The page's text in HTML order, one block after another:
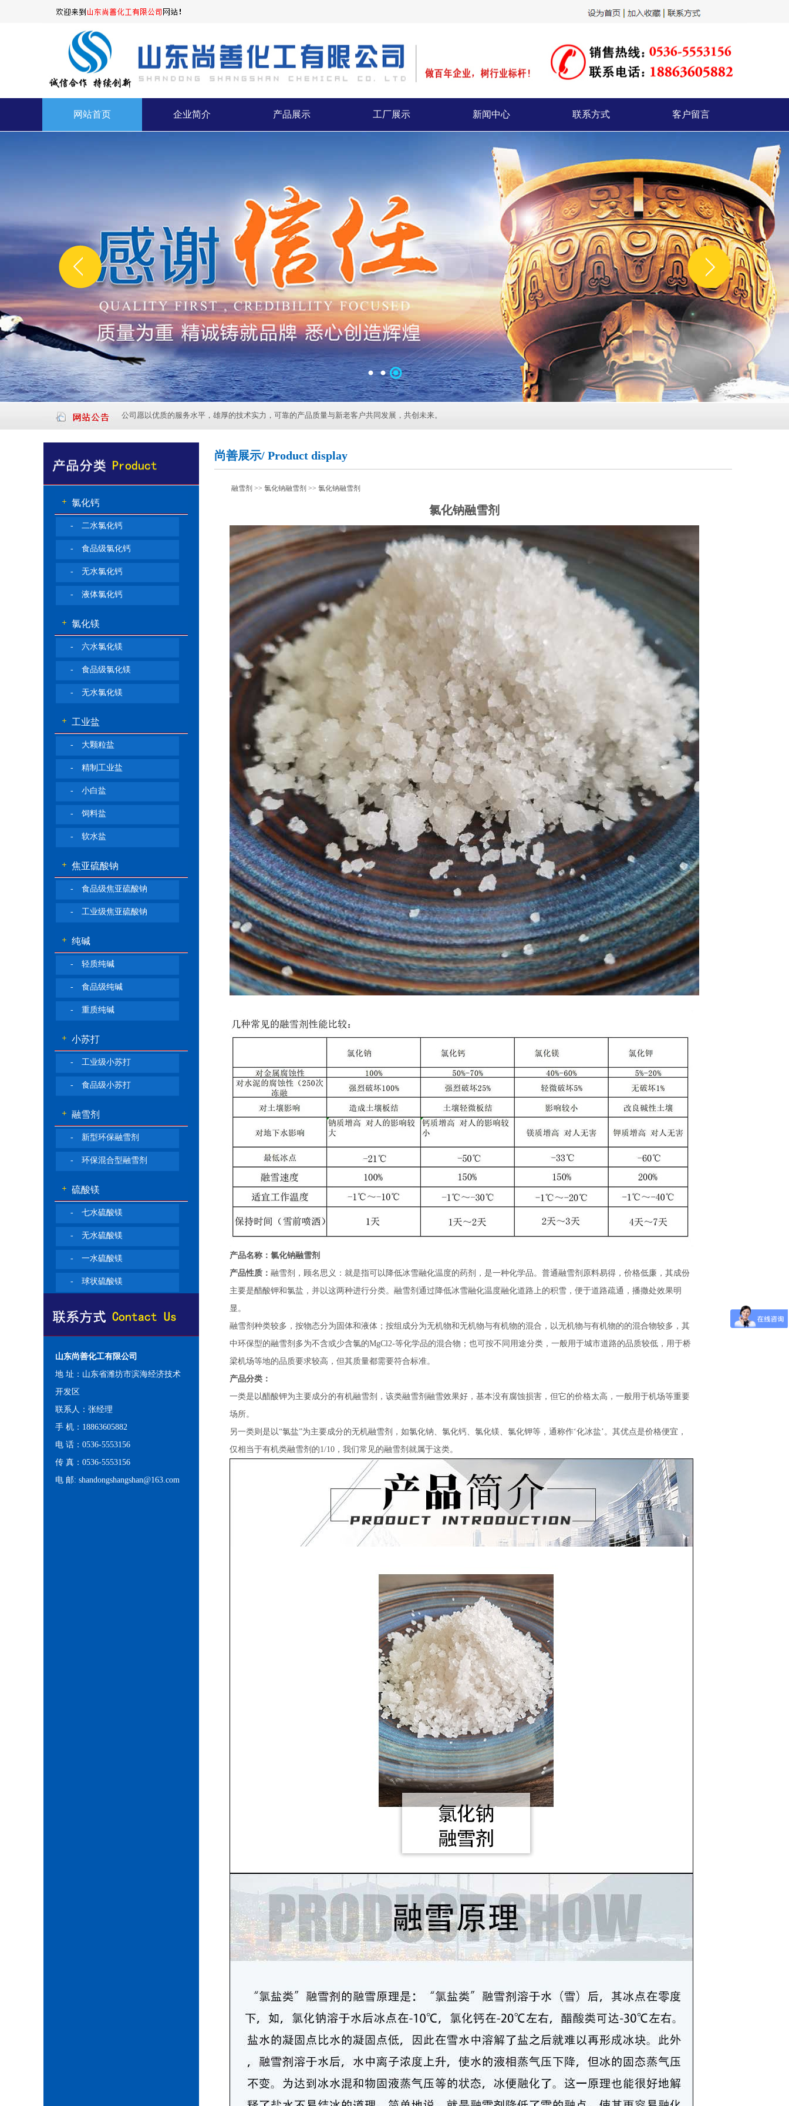
网站首页 企业简介 产品展示 工厂展示 新闻中心 联系方式 客户留言
公司愿以优质的服务水平，雄厚的技术实力，可靠的产品质量与新老客户共同发展，共创未来。
氯化钙
- 二水氯化钙
- 食品级氯化钙
- 无水氯化钙
- 液体氯化钙
氯化镁
- 六水氯化镁
- 食品级氯化镁
- 无水氯化镁
工业盐
- 大颗粒盐
- 精制工业盐
- 小白盐
- 饲料盐
- 软水盐
焦亚硫酸钠
- 食品级焦亚硫酸钠
- 工业级焦亚硫酸钠
纯碱
- 轻质纯碱
- 食品级纯碱
- 重质纯碱
小苏打
- 工业级小苏打
- 食品级小苏打
融雪剂
- 新型环保融雪剂
- 环保混合型融雪剂
硫酸镁
- 七水硫酸镁
- 无水硫酸镁
- 一水硫酸镁
- 球状硫酸镁
山东尚善化工有限公司
地 址：山东省潍坊市滨海经济技术
开发区
联系人：张经理
手 机：18863605882
电 话：0536-5553156
传 真：0536-5553156
电 邮: shandongshangshan@163.com
尚善展示/ Product display
融雪剂 >> 氯化钠融雪剂 >> 氯化钠融雪剂
氯化钠融雪剂
产品名称：氯化钠融雪剂
产品性质： 融雪剂，顾名思义：就是指可以降低冰雪融化温度的药剂，是一种化学品。普通融雪剂原料易得，价格低廉，其成份
主要是醋酸钾和氯盐，并以这两种进行分类。融雪剂通过降低冰雪融化温度融化道路上的积雪，便于道路疏通，播撒处效果明
显。
融雪剂种类较多，按物态分为固体和液体；按组成分为无机物和无机物与有机物的混合，以无机物与有机物的的混合物较多，其
中环保型的融雪剂多为不含或少含氯的MgCl2-等化学品的混合物；也可按不同用途分类，一般用于城市道路的品质较低，用于桥
梁机场等地的品质要求较高，但其质量都需要符合标准。
产品分类：
一类是以醋酸钾为主要成分的有机融雪剂，该类融雪剂融雪效果好，基本没有腐蚀损害，但它的价格太高，一般用于机场等重要
场所。
另一类则是以“氯盐”为主要成分的无机融雪剂，如氯化钠、氯化钙、氯化镁、氯化钾等，通称作‘化冰盐’。其优点是价格便宜，
仅相当于有机类融雪剂的1/10，我们常见的融雪剂就属于这类。